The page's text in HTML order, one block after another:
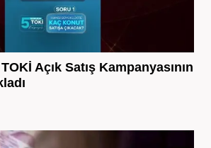
Açık Satış Kampanyasının